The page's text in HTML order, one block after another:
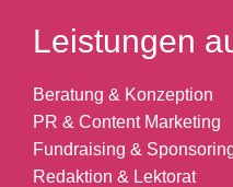
Leistungen
Beratung & Konzeption
PR & Content Marketing
Fundraising &
Redaktion & Lektorat